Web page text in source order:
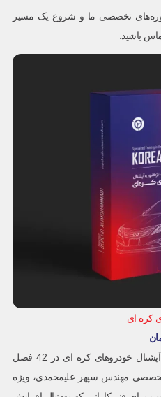
تخصصی ما و شروع یک مسیر
باشید.
کره ای
یادگیری صفر تا صد برق، انژکتور و آپشنال خودروهای کره ای در 42 فصل
مهندس سپهر علیمحمدی، ویژه